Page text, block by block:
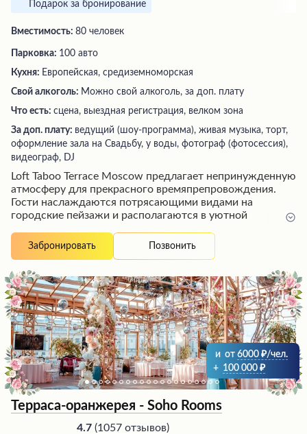
Подарок за бронирование
Вместимость: 80 человек
Парковка: 100 авто
Кухня: Европейская, средиземноморская
Свой алкоголь: Можно свой алкоголь, за доп. плату
Что есть: сцена, выездная регистрация, велком зона
За доп. плату: ведущий (шоу-программа), живая музыка, торт,
оформление зала на Свадьбу, у воды, фотограф (фотосессия),
видеограф, DJ
Loft Taboo Terrace Moscow предлагает непринужденную
атмосферу для прекрасного времяпрепровождения.
Гости наслаждаются потрясающими видами на
городские пейзажи и располагаются в уютной
окнами. Заведение отличается живой музыкой,
танцполом и возможностью свободно перемещаться
стильный интерьер и высокий уровень обслуживания
внимательного и гостеприимного персонала создают
идеальные условия для романтического свидания,
встречи с друзьями или корпоратива.
Забронировать Позвонить
и от 6000
/чел.
+ 100 000
Терраса-оранжерея - Soho Rooms
4.7 (1057 отзывов)